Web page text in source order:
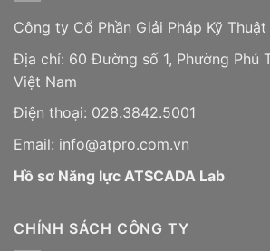
Công ty Cổ Phần Giải Pháp Kỹ
Địa chỉ: 60 Đường số 1, Phường Phú
Việt Nam
Điện thoại: 028.3842.5001
Email: info@atpro.com.vn
Hồ sơ Năng lực ATSCADA Lab
CHÍNH SÁCH CÔNG TY